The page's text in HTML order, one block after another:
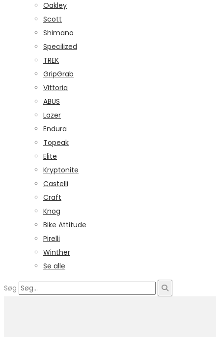
Oakley
Scott
Shimano
Specilized
TREK
GripGrab
Vittoria
ABUS
Lazer
Endura
Topeak
Elite
Kryptonite
Castelli
Craft
Knog
Bike Attitude
Pirelli
Winther
Se alle
Søg